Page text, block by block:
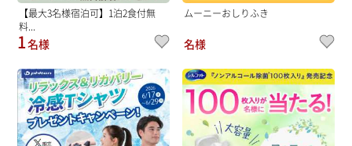
【最大3名様宿泊可】1泊2食付無
料...
1名様
ムーニーおしりふき
名様